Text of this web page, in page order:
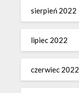
sierpień 2022
lipiec 2022
czerwiec 2022